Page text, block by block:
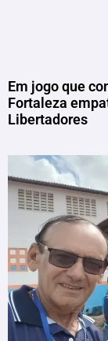
Em jogo que
Fortaleza
Libertadores